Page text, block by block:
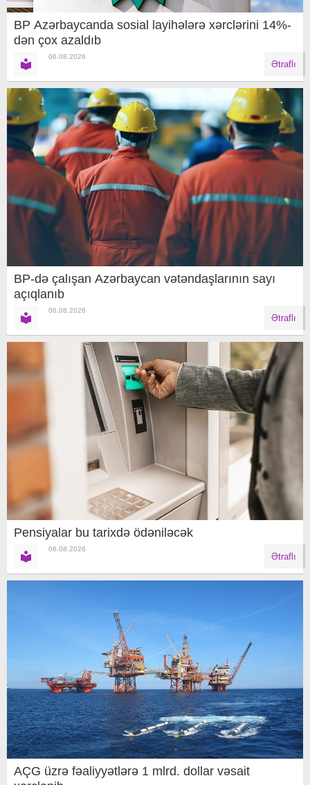
BP Azərbaycanda sosial layihələrə xərclərini 14%-
dən çox azaldıb
06.08.2026
Ətraflı
BP-də çalışan Azərbaycan vətəndaşlarının sayı
açıqlanıb
06.08.2026
Ətraflı
Pensiyalar bu tarixdə ödəniləcək
06.08.2026
Ətraflı
AÇG üzrə fəaliyyətlərə 1 mlrd. dollar vəsait